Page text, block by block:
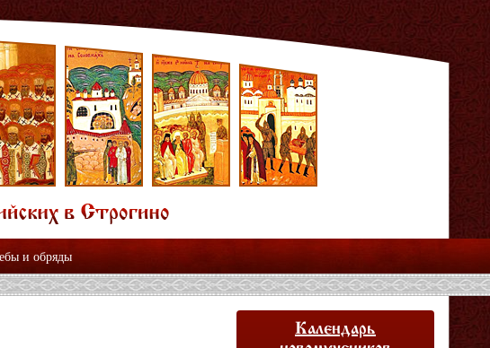
и обряды
Календарь